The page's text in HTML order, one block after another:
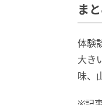
ま
体験
大き
味、